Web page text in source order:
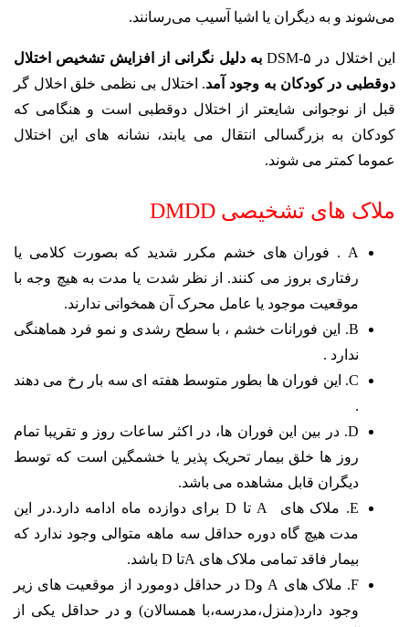
می‌شوند و به دیگران یا اشیا آسیب می‌رسانند.
این اختلال در DSM-۵
به دلیل نگرانی از افزایش تشخیص اختلال
دوقطبی در کودکان به وجود آمد. اختلال بی­ نظمی خلق اخلال گر
قبل از نوجوانی شایع­تر از اختلال دوقطبی است و هنگامی که
کودکان به بزرگسالی انتقال می ­یابند، نشانه­ های این اختلال
عموما کمتر می ­شوند.
ملاک های تشخیصی DMDD
A . فوران های خشم مکرر شدید که بصورت کلامی یا
رفتاری بروز می کنند. از نظر شدت یا مدت به هیچ وجه با
موقعیت موجود یا عامل محرک آن همخوانی ندارند.
B. این فورانات خشم ، با سطح رشدی و نمو فرد هماهنگی
ندارد .
C. این فوران ها بطور متوسط هفته ای سه بار رخ می دهند
.
D. در بین این فوران ها، در اکثر ساعات روز و تقریبا تمام
روز ها خلق بیمار تحریک پذیر یا خشمگین است که توسط
دیگران قابل مشاهده می باشد.
E. ملاک های A تا D برای دوازده ماه ادامه دارد.در این
مدت هیچ گاه دوره حداقل سه ماهه متوالی وجود ندارد که
بیمار فاقد تمامی ملاک های Aتا D باشد.
F. ملاک های A وD در حداقل دومورد از موقعیت های زیر
وجود دارد(منزل،مدرسه،با همسالان) و در حداقل یکی از